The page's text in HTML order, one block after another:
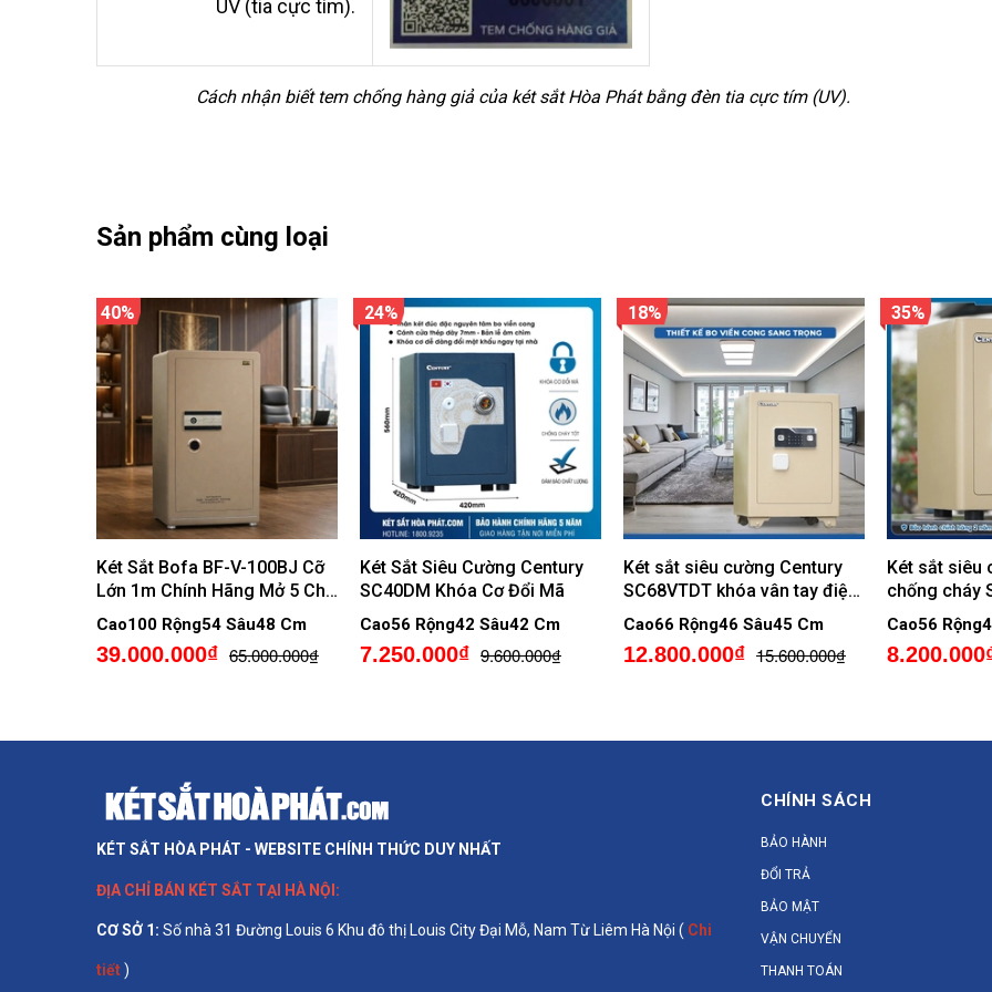
UV (tia cực tím).
Cách nhận biết tem chống hàng giả của két sắt Hòa Phát bằng đèn tia cực tím (UV).
Sản phẩm cùng loại
40%
Két Sắt Bofa BF-V-100BJ Cỡ
Lớn 1m Chính Hãng Mở 5 Chế
Độ Vân Tay Gửi Cảnh Báo
Trộm Về Điện Thoại
Cao100 Rộng54 Sâu48 Cm
39.000.000₫ 65.000.000₫
24%
Két Sắt Siêu Cường Century
SC40DM Khóa Cơ Đổi Mã
Cao56 Rộng42 Sâu42 Cm
7.250.000₫ 9.600.000₫
18%
Két sắt siêu cường Century
SC68VTDT khóa vân tay điện
tử chính hãng
Cao66 Rộng46 Sâu45 Cm
12.800.000₫ 15.600.000₫
35%
Két sắt siêu
chống cháy
vân tay điện
Cao56
KÉT SẮT HÒA PHÁT - WEBSITE CHÍNH THỨC DUY NHẤT
ĐỊA CHỈ BÁN KÉT SẮT TẠI HÀ NỘI :
CƠ SỞ 1: Số nhà 31 Đường Louis 6 Khu đô thị Louis City Đại Mỗ, Nam Từ Liêm Hà Nội ( Chi
tiết)
CHÍNH SÁCH
BẢO HÀNH
ĐỔI TRẢ
BẢO MẬT
VẬN CHUYỂN
THANH TOÁN